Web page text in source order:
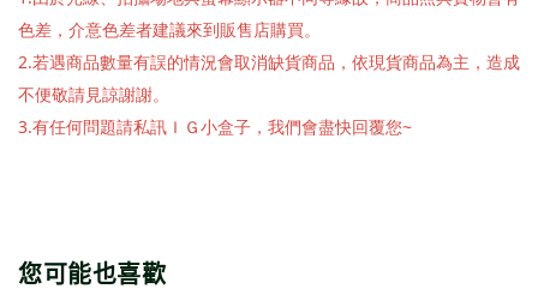
色差，介意色差者建議來到販售店購買。
2.若遇商品數量有誤的情況會取消缺貨商品，依現貨商品為主，造成
不便敬請見諒謝謝。
3.有任何問題請私訊ＩＧ小盒子，我們會盡快回覆您~
您可能也喜歡